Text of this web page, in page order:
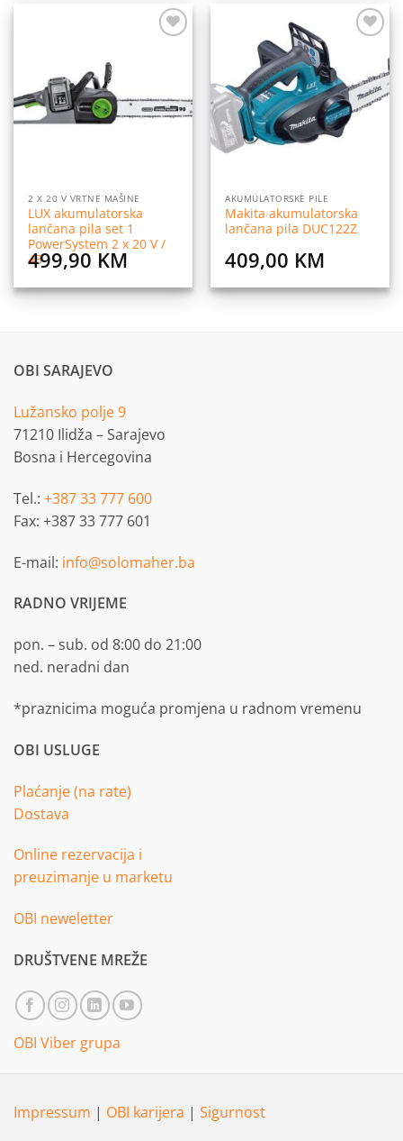
2 X 20 V VRTNE MAŠINE
LUX akumulatorska
lančana pila set 1
PowerSystem 2 x 20 V /
43
499,90 KM
listu
želja
AKUMULATORSKE PILE
Makita akumulatorska
lančana pila DUC122Z
409,00 KM
OBI SARAJEVO
Lužansko polje 9
71210 Ilidža – Sarajevo
Bosna i Hercegovina
Tel.: +387 33 777 600
Fax: +387 33 777 601
E-mail: info@solomaher.ba
RADNO VRIJEME
pon. – sub. od 8:00 do 21:00
ned. neradni dan
*praznicima moguća promjena u radnom vremenu
OBI USLUGE
Plaćanje (na rate)
Dostava
Online rezervacija i
preuzimanje u marketu
OBI neweletter
DRUŠTVENE MREŽE
OBI Viber grupa
Impressum | OBI karijera | Sigurnost